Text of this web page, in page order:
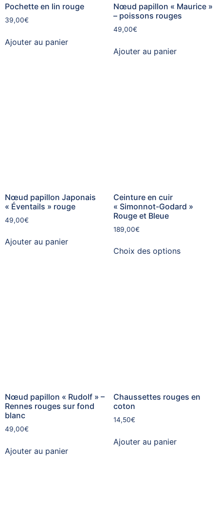
Pochette en lin rouge
39,00€
Ajouter au panier
Nœud papillon « Maurice »
– poissons rouges
49,00€
Ajouter au panier
Nœud papillon Japonais
« Éventails » rouge
49,00€
Ajouter au panier
Ceinture en cuir
« Simonnot-Godard »
Rouge et Bleue
189,00€
Choix des options
Nœud papillon « Rudolf » –
Rennes rouges sur fond
blanc
49,00€
Ajouter au panier
Chaussettes rouges en
coton
14,50€
Ajouter au panier